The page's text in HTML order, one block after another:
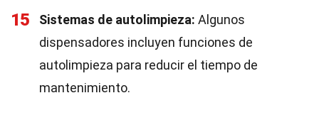
15 Sistemas de autolimpieza: Algunos
dispensadores incluyen funciones de
autolimpieza para reducir el tiempo de
mantenimiento.